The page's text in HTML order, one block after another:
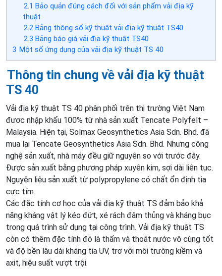
2.1 Bảo quản đúng cách đối với sản phẩm vải địa kỹ
thuật
2.2Bảng thông số kỹ thuật vải địa kỹ thuật TS40
2.3 Bảng báo giá vải địa kỹ thuật TS40
3 Một số ứng dụng của vải địa kỹ thuật TS 40
Thông tin chung về vải địa kỹ thuật
TS 40
Vải địa kỹ thuật TS 40 phân phối trên thị trường Việt Nam
đươc nhập khẩu 100% từ nhà sản xuất Tencate Polyfelt –
Malaysia. Hiện tại, Solmax Geosynthetics Asia Sdn. Bhd. đã
mua lại Tencate Geosynthetics Asia Sdn. Bhd. Nhưng công
nghệ sản xuất, nhà máy đều giữ nguyên so với trước đây​.
Được sản xuất bằng phương pháp xuyên kim, sợi dài liên tục.
Nguyên liệu sản xuất từ ​​polypropylene có chất ổn định tia
cực tím.
Các đặc tính cơ học của vải địa kỹ thuật TS đảm bảo khả
năng kháng vật lý kéo đứt, xé rách đâm thủng và kháng bục
trong quá trình sử dụng tại công trình. Vải địa kỹ thuật TS
còn có thêm đặc tính đó là thấm và thoát nước vô cùng tốt
và độ bền lâu dài kháng tia UV, trơ với môi trường kiềm và
axit, hiệu suất vượt trội.